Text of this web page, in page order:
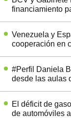
financiamiento
Venezuela y
cooperación en
#Perfil Daniela
desde las aulas
El déficit de
de automóviles